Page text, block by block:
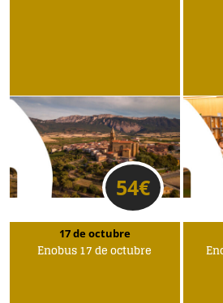
54€
17 de octubre
Enobus 17 de octubre